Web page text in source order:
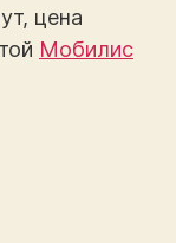
цена
Мобилис